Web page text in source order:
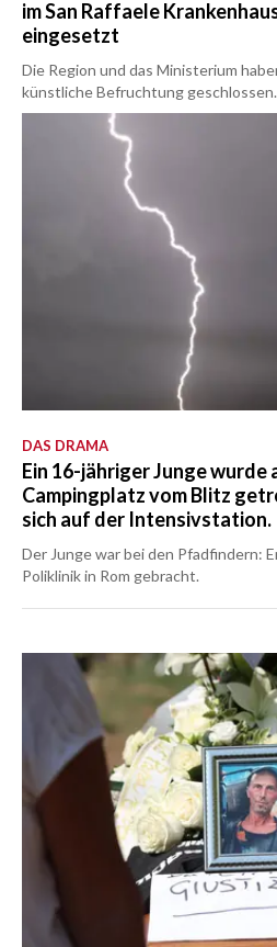
im San Raffaele
eingesetzt
Die Region und das Ministerium
künstliche Befruchtung geschlossen.
DAS DRAMA
Ein 16-jähriger Junge wurde
Campingplatz vom Blitz
sich auf der Intensivstation.
Der Junge war bei den Pfadfindern:
Poliklinik in Rom gebracht.